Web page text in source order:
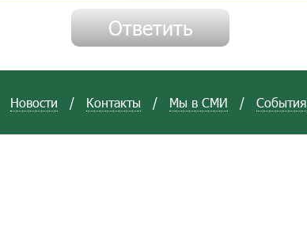
Новости / Контакты / Мы в СМИ / События